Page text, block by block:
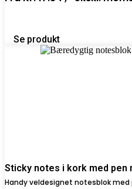
Se produkt
Sticky notes i kork med pen
Handy veldesignet notesblok med